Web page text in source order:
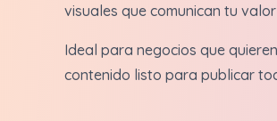
visuales que comunican tu
Ideal para negocios que quieren
contenido listo para publicar